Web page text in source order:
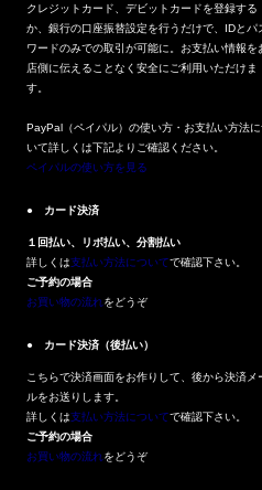
クレジットカード、デビットカードを登録する
か、銀行の口座振替設定を行うだけで、IDとパ
ワードのみでの取引が可能に。お支払い情報を
店側に伝えることなく安全にご利用いただけま
す。
PayPal（ペイパル）の使い方・お支払い方法
いて詳しくは下記よりご確認ください。
ペイパルの使い方を見る
● カード決済
１回払い、リボ払い、分割払い
詳しくは支払い方法についてで確認下さい。
ご予約の場合
お買い物の流れをどうぞ
● カード決済（後払い）
こちらで決済画面をお作りして、後から決済メ
ルをお送りします。
詳しくは支払い方法についてで確認下さい。
ご予約の場合
お買い物の流れをどうぞ